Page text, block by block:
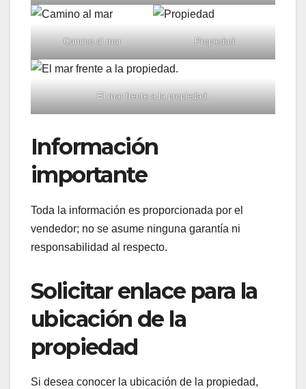
Camino al mar Propiedad
El mar frente a la propiedad.
Información
importante
Toda la información es proporcionada por el
vendedor; no se asume ninguna garantía ni
responsabilidad al respecto.
Solicitar enlace para la
ubicación de la
propiedad
Si desea conocer la ubicación de la propiedad,